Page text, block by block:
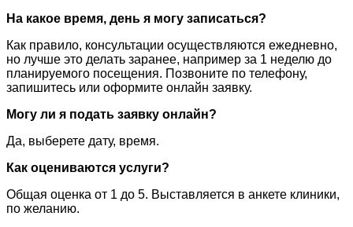
На какое время, день я могу записаться?
Как правило, консультации осуществляются ежедневно,
но лучше это делать заранее, например за 1 неделю до
планируемого посещения. Позвоните по телефону,
запишитесь или оформите онлайн заявку.
Могу ли я подать заявку онлайн?
Да, выберете дату, время.
Как оцениваются услуги?
Общая оценка от 1 до 5. Выставляется в анкете клиники,
по желанию.